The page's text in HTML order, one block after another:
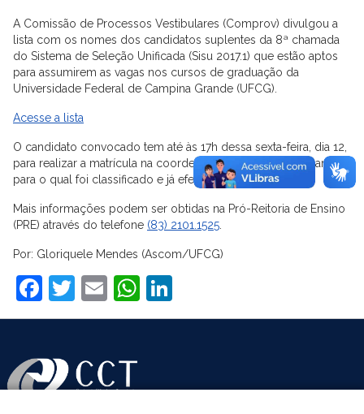
A Comissão de Processos Vestibulares (Comprov) divulgou a
lista com os nomes dos candidatos suplentes da 8ª chamada
do Sistema de Seleção Unificada (Sisu 2017.1) que estão aptos
para assumirem as vagas nos cursos de graduação da
Universidade Federal de Campina Grande (UFCG).
Acesse a lista
O candidato convocado tem até às 17h dessa sexta-feira, dia 12,
para realizar a matrícula na coordenação do curso e do campus
para o qual foi classificado e já efetivou o cadastramento.
Mais informações podem ser obtidas na Pró-Reitoria de Ensino
(PRE) através do telefone (83) 2101.1525
Por: Gloriquele Mendes (Ascom/UFCG)
Facebook
Twitter
EmailWhatsApp